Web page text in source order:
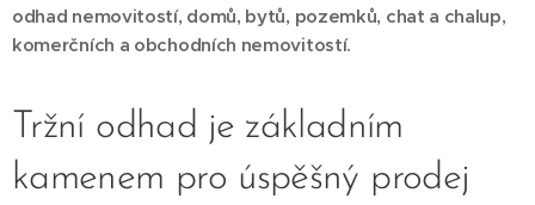
odhad nemovitostí, domů, bytů, pozemků, chat a chalup,
komerčních a obchodních nemovitostí.
Tržní odhad je základním
kamenem pro úspěšný prodej